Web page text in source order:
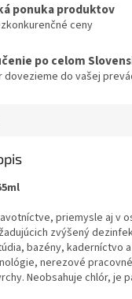
ponuka produktov
ceny
po celom
dovezieme do vašej
priemysle aj v
zvýšený
bazény, kaderníctvo
nerezové
Neobsahuje chlór, je